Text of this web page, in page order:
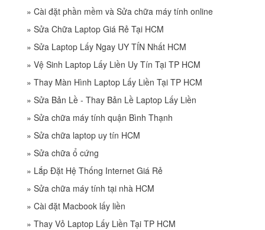
» Cài đặt phần mềm và Sửa chữa máy tính online
» Sửa Chữa Laptop Giá Rẻ Tại HCM
» Sửa Laptop Lấy Ngay UY TÍN Nhất HCM
» Vệ Sinh Laptop Lấy Liền Uy Tín Tại TP HCM
» Thay Màn Hình Laptop Lấy Liền Tại TP HCM
» Sửa Bản Lề - Thay Bản Lề Laptop Lấy Liền
» Sửa chữa máy tính quận Bình Thạnh
» Sửa chữa laptop uy tín HCM
» Sửa chữa ổ cứng
» Lắp Đặt Hệ Thống Internet Giá Rẻ
» Sửa chữa máy tính tại nhà HCM
» Cài đặt Macbook lấy liền
» Thay Vỏ Laptop Lấy Liền Tại TP HCM